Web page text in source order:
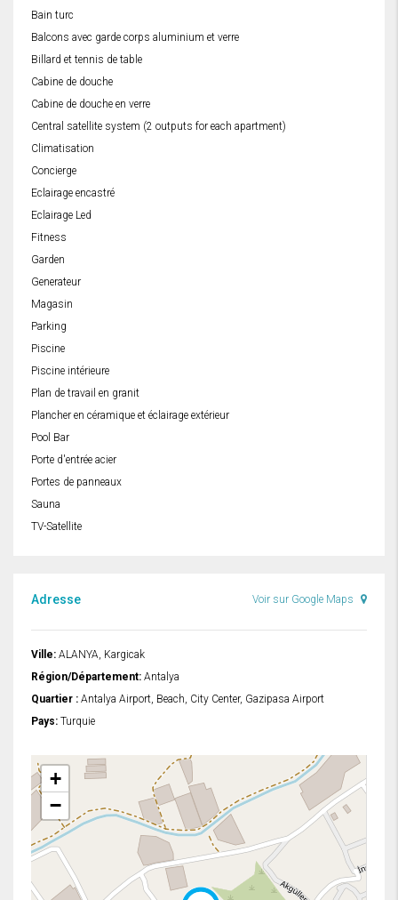
Bain turc
Balcons avec garde corps aluminium et verre
Billard et tennis de table
Cabine de douche
Cabine de douche en verre
Central satellite system (2 outputs for each apartment)
Climatisation
Concierge
Eclairage encastré
Eclairage Led
Fitness
Garden
Generateur
Magasin
Parking
Piscine
Piscine intérieure
Plan de travail en granit
Plancher en céramique et éclairage extérieur
Pool Bar
Porte d'entrée acier
Portes de panneaux
Sauna
TV-Satellite
Adresse Voir sur Google Maps
Ville: ALANYA, Kargicak
Région/Département: Antalya
Quartier : Antalya Airport, Beach, City Center, Gazipasa Airport
Pays: Turquie
+
−